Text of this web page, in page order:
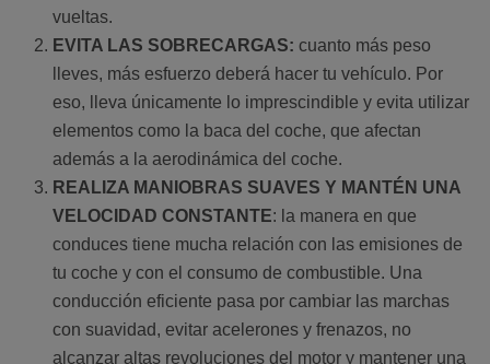
vueltas.
EVITA LAS SOBRECARGAS: cuanto más peso
lleves, más esfuerzo deberá hacer tu vehículo. Por
eso, lleva únicamente lo imprescindible y evita utilizar
elementos como la baca del coche, que afectan
además a la aerodinámica del coche.
REALIZA MANIOBRAS SUAVES Y MANTÉN UNA
VELOCIDAD CONSTANTE: la manera en que
conduces tiene mucha relación con las emisiones de
tu coche y con el consumo de combustible. Una
conducción eficiente pasa por cambiar las marchas
con suavidad, evitar acelerones y frenazos, no
alcanzar altas revoluciones del motor y mantener una